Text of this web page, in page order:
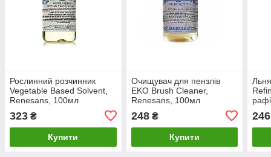
Рослинний розчинник
Vegetable Based Solvent,
Renesans, 100мл
323 ₴
Купити
Очищувач для пензлів
EKO Brush Cleaner,
Renesans, 100мл
248₴
Купити
246